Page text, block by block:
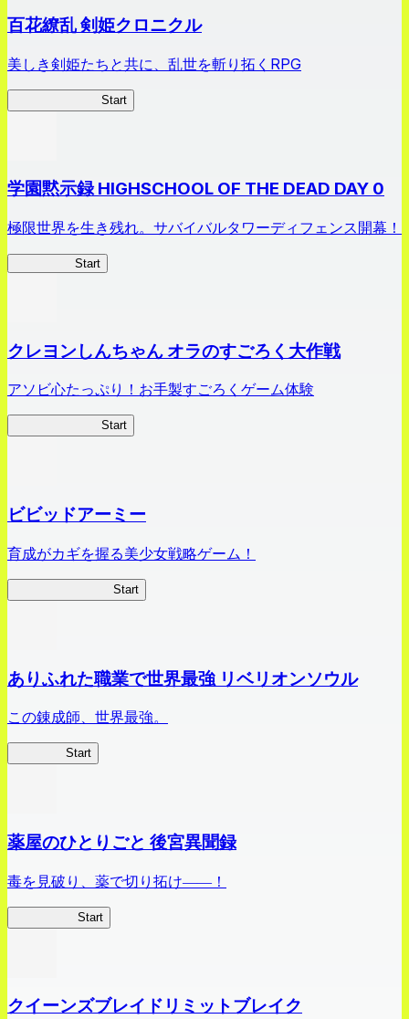
百花繚乱 剣姫クロニクル
美しき剣姫たちと共に、乱世を斬り拓くRPG
Start
学園黙示録 HIGHSCHOOL OF THE DEAD DAY 0
極限世界を生き残れ。サバイバルタワーディフェンス開幕！
Start
クレヨンしんちゃん オラのすごろく大作戦
アソビ心たっぷり！お手製すごろくゲーム体験
Start
ビビッドアーミー
育成がカギを握る美少女戦略ゲーム！
Start
ありふれた職業で世界最強 リベリオンソウル
この錬成師、世界最強。
Start
薬屋のひとりごと 後宮異聞録
毒を見破り、薬で切り拓け――！
Start
クイーンズブレイドリミットブレイク